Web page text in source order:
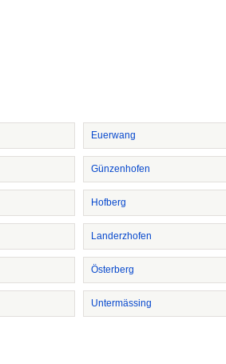
Euerwang
Günzenhofen
Hofberg
Landerzhofen
Österberg
Untermässing